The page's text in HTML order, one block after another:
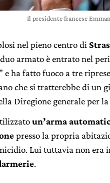
Il presidente francese
nel pieno centro di
armato è entrato nel
e ha fatto fuoco a tre
che si tratterebbe di un
Diregione generale per
un’arma
presso la propria
Lui tuttavia non era
.